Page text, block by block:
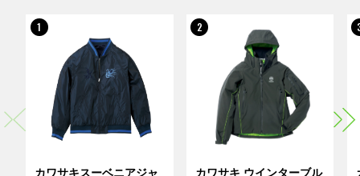
1
カワサキスーベニアジャ
2
カワサキ ウインターブル